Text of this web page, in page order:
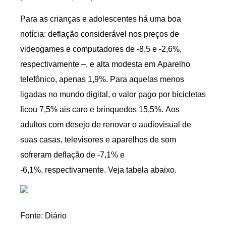
Para as crianças e adolescentes há uma boa
notícia: deflação considerável nos preços de
videogames e computadores de -8,5 e -2,6%,
respectivamente –, e alta modesta em Aparelho
telefônico, apenas 1,9%. Para aquelas menos
ligadas no mundo digital, o valor pago por bicicletas
ficou 7,5% ais caro e brinquedos 15,5%. Aos
adultos com desejo de renovar o audiovisual de
suas casas, televisores e aparelhos de som
sofreram deflação de -7,1% e
-6,1%, respectivamente. Veja tabela abaixo.
Fonte: Diário